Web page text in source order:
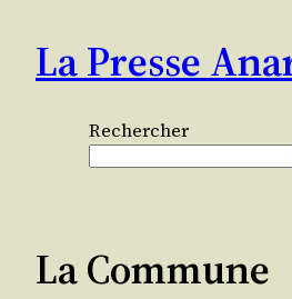
contenu
La Presse
Rechercher
La Commune